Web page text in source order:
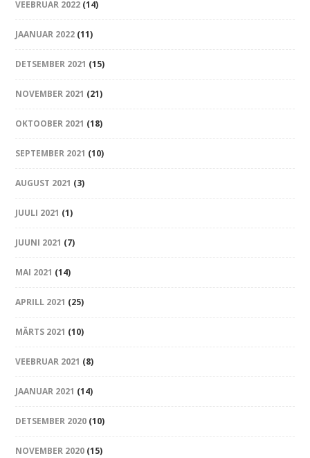
VEEBRUAR 2022 (14)
JAANUAR 2022 (11)
DETSEMBER 2021 (15)
NOVEMBER 2021 (21)
OKTOOBER 2021 (18)
SEPTEMBER 2021 (10)
AUGUST 2021 (3)
JUULI 2021 (1)
JUUNI 2021 (7)
MAI 2021 (14)
APRILL 2021 (25)
MÄRTS 2021 (10)
VEEBRUAR 2021 (8)
JAANUAR 2021 (14)
DETSEMBER 2020 (10)
NOVEMBER 2020 (15)